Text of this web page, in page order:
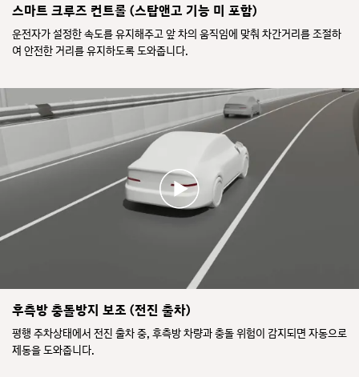
스마트 크루즈 컨트롤 (스탑앤고 기능 미 포함)
운전자가 설정한 속도를 유지해주고 앞 차의 움직임에 맞춰 차간거리를 조절하
여 안전한 거리를 유지하도록 도와줍니다.
후측방 충돌방지 보조 (전진 출차)
평행 주차상태에서 전진 출차 중, 후측방 차량과 충돌 위험이 감지되면 자동으로
제동을 도와줍니다.